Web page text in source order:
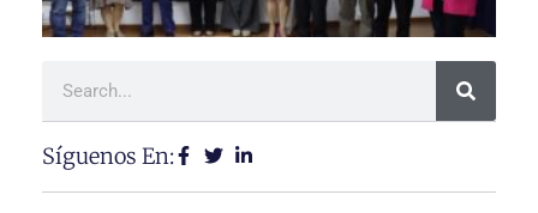
Síguenos En: